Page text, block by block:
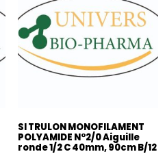
SI TRULON MONOFILAMENT
POLYAMIDE N°2/0 Aiguille
ronde 1/2 C 40mm, 90cm B/12